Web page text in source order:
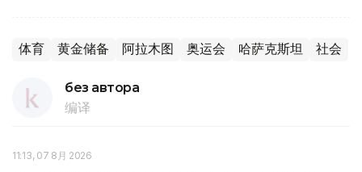
体育 黄金储备 阿拉木图 奥运会 哈萨克斯坦 社会
без автора
编译
11:13, 07 8月 2026